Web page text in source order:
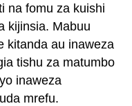
na fomu za kuishi
kijinsia. Mabuu
kitanda au inaweza
tishu za matumbo
inaweza
mrefu.